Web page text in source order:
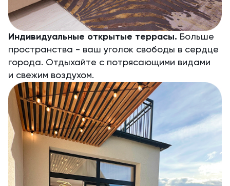
Индивидуальные открытые террасы. Больше
пространства - ваш уголок свободы в сердце
города. Отдыхайте с потрясающими видами
и свежим воздухом.